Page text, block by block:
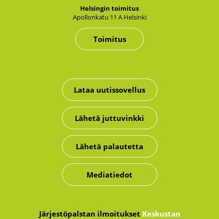
Hel­sin­gin toi­mi­tus
Apol­lon­ka­tu 11 A Hel­sin­ki
Toimitus
Lataa uutissovellus
Lähetä juttuvinkki
Lähetä palautetta
Mediatiedot
Järjestöpalstan ilmoitukset Keskustan